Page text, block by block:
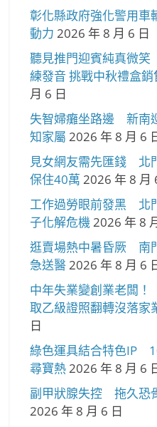
彰化縣政府強化警用
動力 2026 年 8 月 6 日
聽見推門迎賓純真微
練發音 挑戰中秋禮盒銷
月 6 日
失智婦癱坐路邊 新南
知家屬 2026 年 8 月 6
見女網友需先匯錢 北
保住40萬 2026 年 8 月
工作過勞眼前發黑 北
子化解危機2026 年 8
逛賣場熱中暑昏厥 南
急送醫2026 年 8 月 6
中年失業變創業老闆
取乙級證照翻轉沒落家
日
綠色運具結合特色IP
尋寶熱2026 年 8 月 6
副甲狀腺失控 拖久恐
2026 年 8 月 6 日